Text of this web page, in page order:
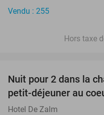
Vendu : 255
Hors taxe
Nuit pour 2 dans la
petit-déjeuner au
Hotel De Zalm